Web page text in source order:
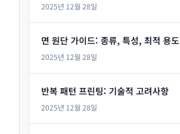
2025년 12월 28일
면 원단 가이드: 종류, 특성, 최적 용도
2025년 12월 28일
반복 패턴 프린팅: 기술적 고려사항
2025년 12월 28일